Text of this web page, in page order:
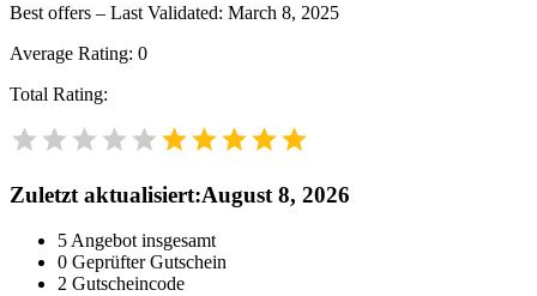
Best offers – Last Validated: March 8, 2025
Average Rating: 0
Total Rating:
Zuletzt aktualisiert:August 8, 2026
5 Angebot insgesamt
0 Geprüfter Gutschein
2 Gutscheincode